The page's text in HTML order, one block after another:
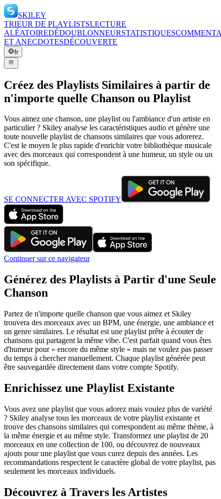
SKILEY
TRIEUR DE PLAYLISTSLECTURE
ALÉATOIREDÉDOUBLONNEURSTATISTIQUES
ET ANECDOTESDÉCOUVERTE
fr
Créez des Playlists Similaires à partir de
n'importe quelle Chanson ou Playlist
Vous aimez une chanson, une playlist ou l'ambiance d'un artiste en
particulier ? Skiley analyse les caractéristiques audio et génère une
toute nouvelle playlist de chansons similaires que vous adorerez.
C'est le moyen le plus rapide d'enrichir votre bibliothèque musicale
avec des morceaux qui correspondent à une humeur, un style ou un
son spécifique.
SE CONNECTER AVEC SPOTIFY
Continuer sur ce navigateur
Générez des Playlists à Partir d'une Seule
Chanson
Partez de n'importe quelle chanson que vous aimez et Skiley
trouvera des morceaux avec un BPM, une énergie, une ambiance et
un genre similaires. Le résultat est une playlist prête à écouter de
chansons qui partagent la même vibe. C'est parfait quand vous êtes
d'humeur pour « encore du même style » mais ne voulez pas passer
du temps à chercher manuellement. Chaque playlist générée peut
être sauvegardée directement dans votre compte Spotify.
Enrichissez une Playlist Existante
Vous avez une playlist que vous adorez mais voulez plus de variété
? Skiley analyse tous les morceaux de votre playlist existante et
trouve des chansons similaires qui correspondent au même thème, à
la même énergie et au même style. Transformez une playlist de 20
morceaux en une collection de 100, ou découvrez de nouveaux
ajouts pour une playlist que vous curez depuis des années. Les
recommandations respectent le caractère global de votre playlist, pas
seulement les morceaux individuels.
Découvrez à Travers les Artistes